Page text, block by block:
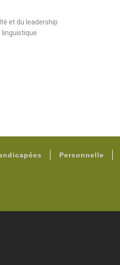
et du leadership
linguistique
Personnelle